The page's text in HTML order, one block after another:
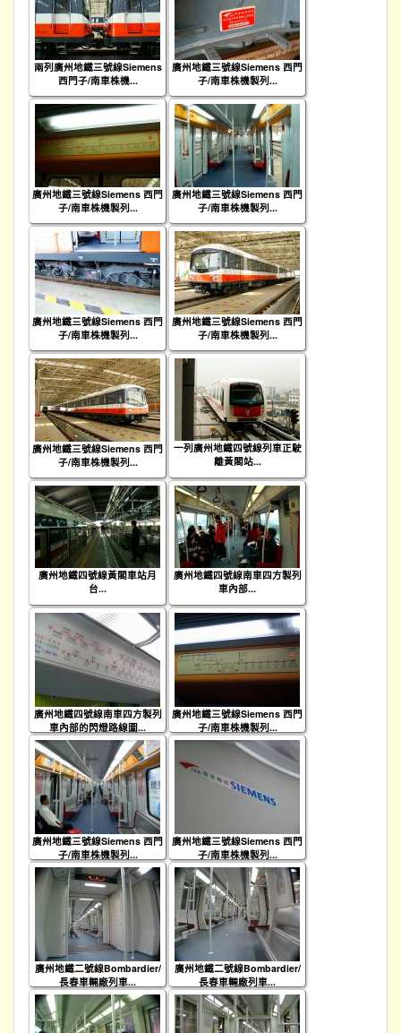
兩列廣州地鐵三號線Siemens
西門子/南車株機...
廣州地鐵三號線Siemens 西門
子/南車株機製列...
廣州地鐵三號線Siemens 西門
子/南車株機製列...
廣州地鐵三號線Siemens 西門
子/南車株機製列...
廣州地鐵三號線Siemens 西門
子/南車株機製列...
廣州地鐵三號線Siemens 西門
子/南車株機製列...
廣州地鐵三號線Siemens 西門
子/南車株機製列...
一列廣州地鐵四號線列車正駛
離黃閣站...
廣州地鐵四號線黃閣車站月
台...
廣州地鐵四號線南車四方製列
車內部...
廣州地鐵四號線南車四方製列
車內部的閃燈路線圖...
廣州地鐵三號線Siemens 西門
子/南車株機製列...
廣州地鐵三號線Siemens 西門
子/南車株機製列...
廣州地鐵三號線Siemens 西門
子/南車株機製列...
廣州地鐵二號線Bombardier/
長春車輛廠列車...
廣州地鐵二號線Bombardier/
長春車輛廠列車...